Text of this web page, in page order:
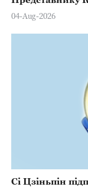
Марстерсу з
04-Aug-2026
Сі Цзіньпін